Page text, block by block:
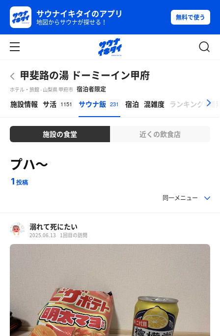
サウナイキタイのアプリ
地図からサウナが探せる！
無料で使う
甲斐路の湯 ドーミーイン甲府
ホテル・旅館 - 山梨県 甲府市 宿泊者限定
施設情報 サ活 1151 サウナ飯 231 宿泊 混雑度 ランキング (開
施設の食堂 近くの飲食店
プハ〜
1 投稿
同一メニュー
溺れて死にたい
2025.06.13 1回目の訪問